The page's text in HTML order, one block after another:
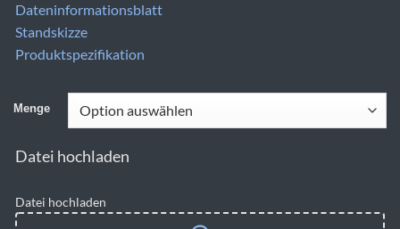
Dateninformationsblatt
Standskizze
Produktspezifikation
Menge
Datei hochladen
Datei hochladen